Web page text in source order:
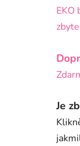
EKO
Je